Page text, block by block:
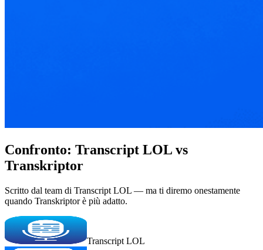
Confronto: Transcript LOL vs
Transkriptor
Scritto dal team di Transcript LOL — ma ti diremo onestamente
quando Transkriptor è più adatto.
Transcript LOL